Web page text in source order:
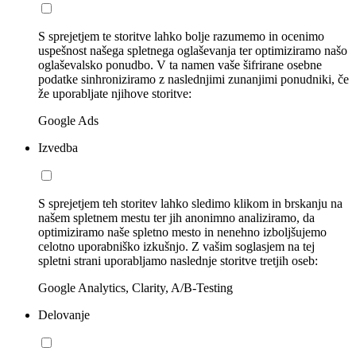
S sprejetjem te storitve lahko bolje razumemo in ocenimo
uspešnost našega spletnega oglaševanja ter optimiziramo našo
oglaševalsko ponudbo. V ta namen vaše šifrirane osebne
podatke sinhroniziramo z naslednjimi zunanjimi ponudniki, če
že uporabljate njihove storitve:
Google Ads
Izvedba
S sprejetjem teh storitev lahko sledimo klikom in brskanju na
našem spletnem mestu ter jih anonimno analiziramo, da
optimiziramo naše spletno mesto in nenehno izboljšujemo
celotno uporabniško izkušnjo. Z vašim soglasjem na tej
spletni strani uporabljamo naslednje storitve tretjih oseb:
Google Analytics, Clarity, A/B-Testing
Delovanje